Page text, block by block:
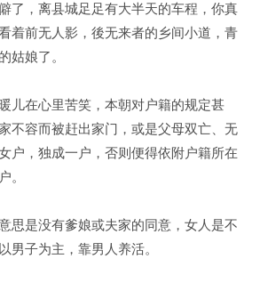
了，离县城足足有大半天的车程，你真
着前无人影，後无来者的乡间小道，青
姑娘了。
儿在心里苦笑，本朝对户籍的规定甚
不容而被赶出家门，或是父母双亡、无
户，独成一户，否则便得依附户籍所在
。
思是没有爹娘或夫家的同意，女人是不
男子为主，靠男人养活。